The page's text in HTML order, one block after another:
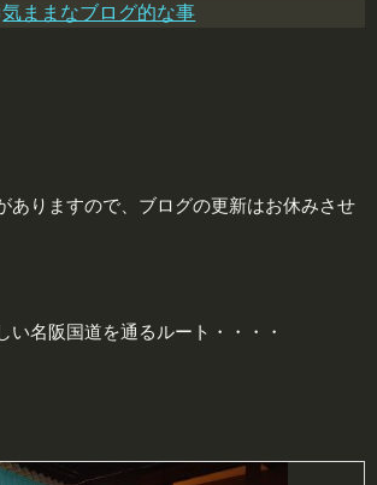
気ままなブログ的な事
ありますので、ブログの更新はお休みさせ
い名阪国道を通るルート・・・・